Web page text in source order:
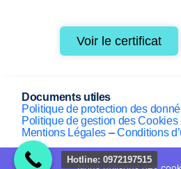
Voir le certificat
Documents utiles
Politique de protection des
Politique de gestion des Cookies
Mentions Légales –Conditions
Hotline: 0972197515